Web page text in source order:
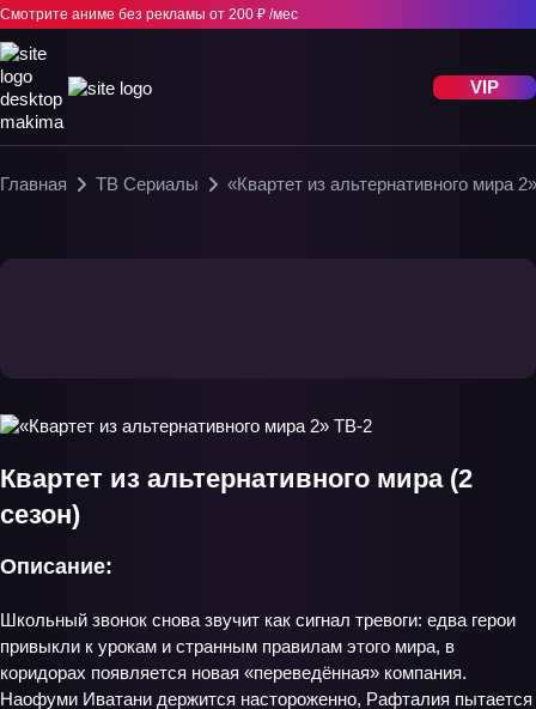
Смотрите аниме без рекламы от 200 ₽ /мес
VIP
Главная ТВ Сериалы «Квартет из альтернативного мира
Квартет из альтернативного мира (2
сезон)
Описание:
Школьный звонок снова звучит как сигнал тревоги: едва герои
привыкли к урокам и странным правилам этого мира, в
коридорах появляется новая «переведённая» компания.
Наофуми Иватани держится настороженно, Рафталия пытается